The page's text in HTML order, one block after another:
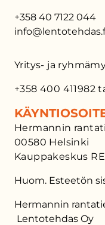
+358 40 7122 044
Yritys- ja
+358 400 411982
Hermannin
00580 Helsinki
Kauppakeskus
Huom. Esteetön
Hermannin
Lentotehdas Oy